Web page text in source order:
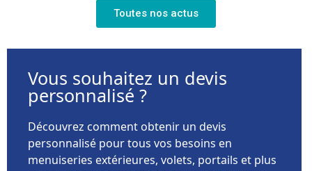
Toutes nos actus
Vous souhaitez un devis
personnalisé ?
Découvrez comment obtenir un devis
personnalisé pour tous vos besoins en
menuiseries extérieures, volets, portails et plus